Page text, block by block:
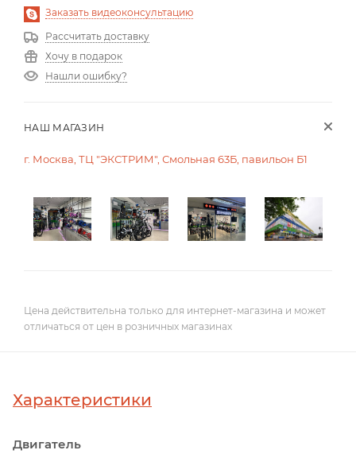
Заказать видеоконсультацию
Рассчитать доставку
Хочу в подарок
Нашли ошибку?
НАШ МАГАЗИН
г. Москва, ТЦ "ЭКСТРИМ", Смольная 63Б, павильон Б1
Цена действительна только для интернет-магазина и может
отличаться от цен в розничных магазинах
Характеристики
Двигатель